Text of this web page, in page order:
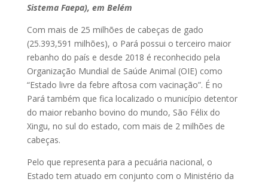
Sistema Faepa), em Belém
Com mais de 25 milhões de cabeças de gado
(25.393,591 milhões), o Pará possui o terceiro maior
rebanho do país e desde 2018 é reconhecido pela
Organização Mundial de Saúde Animal (OIE) como
“Estado livre da febre aftosa com vacinação”. É no
Pará também que fica localizado o município detentor
do maior rebanho bovino do mundo, São Félix do
Xingu, no sul do estado, com mais de 2 milhões de
cabeças.
Pelo que representa para a pecuária nacional, o
Estado tem atuado em conjunto com o Ministério da